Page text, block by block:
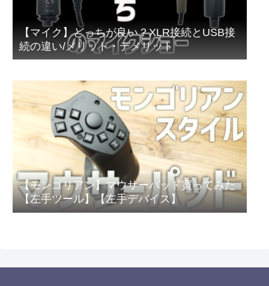
【マイク】どっちが良い？XLR接続とUSB接
続の違い/メリット・デメリット
【モンゴリアン】マウサーパッド買ってみた
【左手ツール】【左手デバイス】